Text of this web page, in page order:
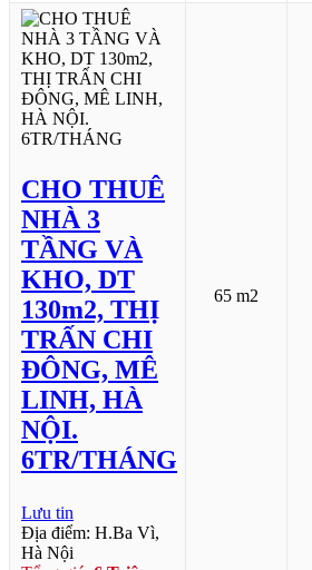
CHO THUÊ
NHÀ 3
TẦNG VÀ
KHO, DT
130m2, THỊ
TRẤN CHI
ĐÔNG, MÊ
LINH, HÀ
NỘI.
6TR/THÁNG
Lưu tin
Địa điểm: H.Ba Vì,
Hà Nội
65 m2